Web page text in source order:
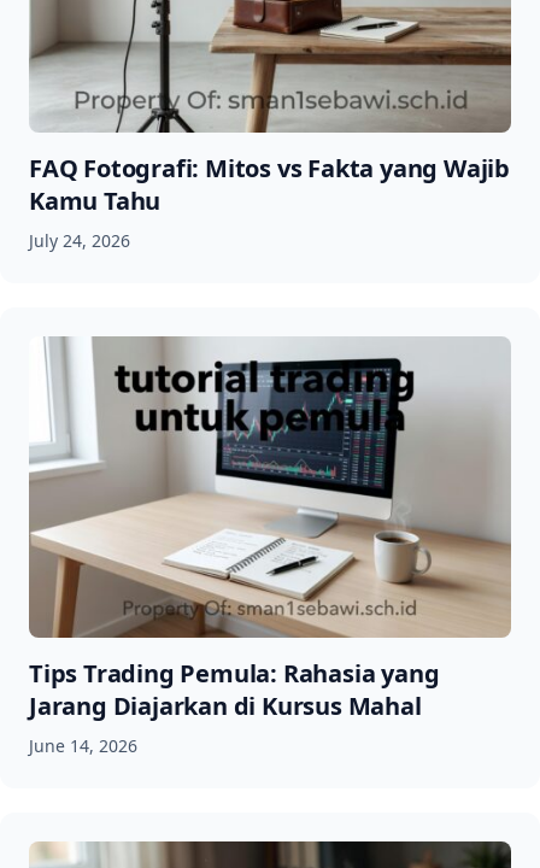
FAQ Fotografi: Mitos vs Fakta yang Wajib
Kamu Tahu
July 24, 2026
Tips Trading Pemula: Rahasia yang
Jarang Diajarkan di Kursus Mahal
June 14, 2026